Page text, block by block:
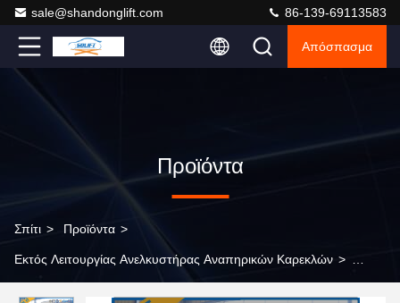
sale@shandonglift.com 86-139-69113583
Απόσπασμα
Προϊόντα
Σπίτι > Προϊόντα >
Εκτός Λειτουργίας Ανελκυστήρας Αναπηρικών Καρεκλών >